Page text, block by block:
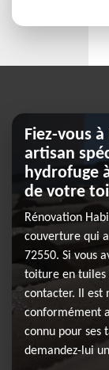
Fiez-vous
artisan
hydrofuge
de votre
Rénovation
couverture qui
72550. Si vous
toiture en tuiles
contacter. Il est
conformément
connu pour ses
demandez-lui